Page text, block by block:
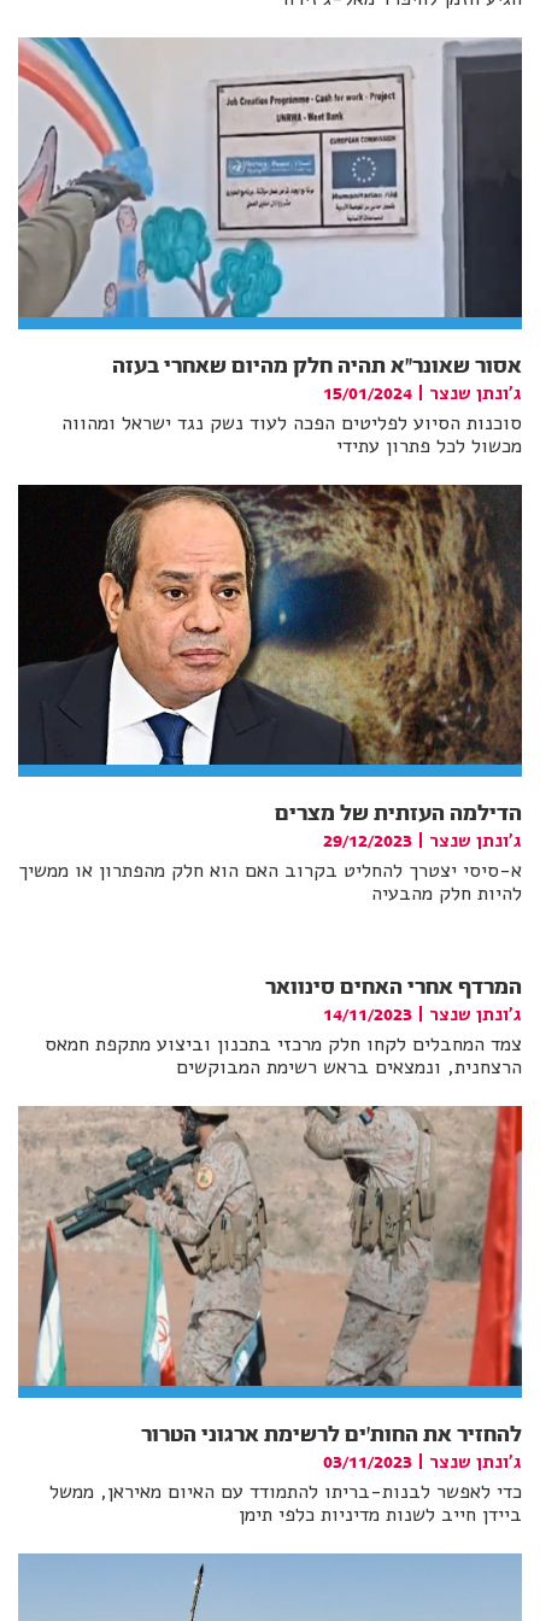
אסור שאונר"א תהיה חלק מהיום שאחרי בעזה
ג'ונתן שנצר
15/01/2024
סוכנות הסיוע לפליטים הפכה לעוד נשק נגד ישראל ומהווה
מכשול לכל פתרון עתידי
הדילמה העזתית של מצרים
ג'ונתן שנצר |
29/12/2023
א-סיסי יצטרך להחליט בקרוב האם הוא חלק מהפתרון או ממשיך
להיות חלק מהבעיה
המרדף אחרי האחים סינוואר
ג'ונתן שנצר
14/11/2023
צמד המחבלים לקחו חלק מרכזי בתכנון וביצוע מתקפת חמאס
הרצחנית, ונמצאים בראש רשימת המבוקשים
להחזיר את החות'ים לרשימת ארגוני הטרור
ג'ונתן שנצר
03/11/2023
כדי לאפשר לבנות-בריתו להתמודד עם האיום מאיראן, ממשל
ביידן חייב לשנות מדיניות כלפי תימן